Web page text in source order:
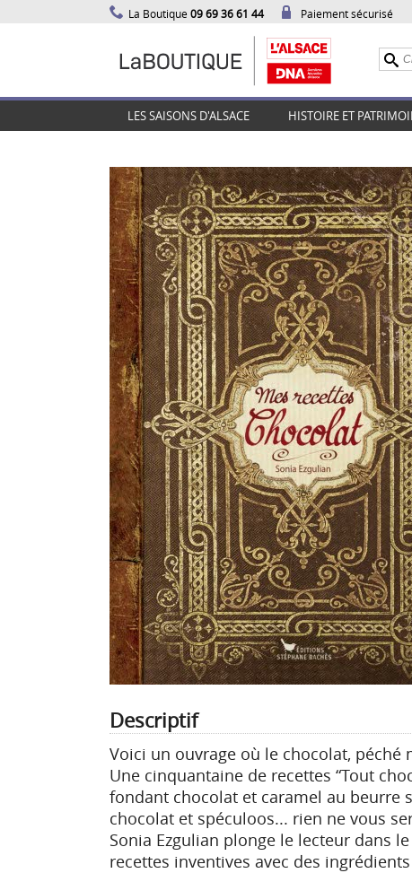
La Boutique09 69 36 61 44 Paiement sécurisé
LES SAISONS D'ALSACE HISTOIRE ET
Descriptif
Voici un ouvrage où le chocolat,
Une cinquantaine de recettes “Tout
fondant chocolat et caramel au beurre
chocolat et spéculoos... rien ne vous
Sonia Ezgulian plonge le lecteur dans
recettes inventives avec des